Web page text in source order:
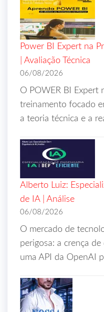
Power BI Expert na
| Avaliação Técnica
06/08/2026
O POWER BI Expert
treinamento focado
a teoria técnica e a
Alberto Luiz:
de IA | Análise
06/08/2026
O mercado de
perigosa: a crença
uma API da OpenAI